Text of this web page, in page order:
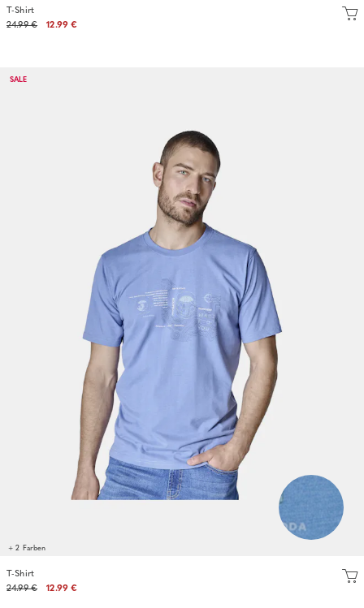
T-Shirt
24.99 €
12.99 €
SALE
+ 2 Farben
T-Shirt
24.99 €
12.99 €